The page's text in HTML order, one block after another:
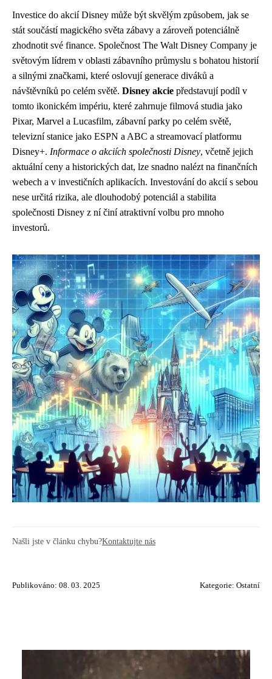
Investice do akcií Disney může být skvělým způsobem, jak se
stát součástí magického světa zábavy a zároveň potenciálně
zhodnotit své finance. Společnost The Walt Disney Company je
světovým lídrem v oblasti zábavního průmyslu s bohatou historií
a silnými značkami, které oslovují generace diváků a
návštěvníků po celém světě. Disney akcie představují podíl v
tomto ikonickém impériu, které zahrnuje filmová studia jako
Pixar, Marvel a Lucasfilm, zábavní parky po celém světě,
televizní stanice jako ESPN a ABC a streamovací platformu
Disney+. Informace o akciích společnosti Disney, včetně jejich
aktuální ceny a historických dat, lze snadno nalézt na finančních
webech a v investičních aplikacích. Investování do akcií s sebou
nese určitá rizika, ale dlouhodobý potenciál a stabilita
společnosti Disney z ní činí atraktivní volbu pro mnoho
investorů.
Našli jste v článku chybu?Kontaktujte nás
Publikováno: 08. 03. 2025 Kategorie: Ostatní